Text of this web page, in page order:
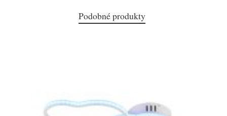
Podobné produkty